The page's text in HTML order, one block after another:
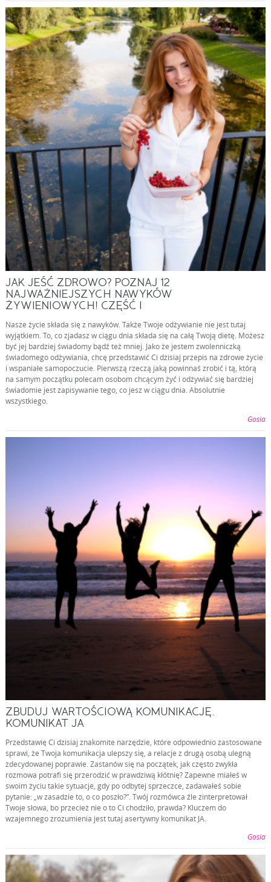
JAK JEŚĆ ZDROWO? POZNAJ 12
NAJWAŻNIEJSZYCH NAWYKÓW
ŻYWIENIOWYCH! CZĘŚĆ I
Nasze życie składa się z nawyków. Także Twoje odżywianie nie jest tutaj
wyjątkiem. To, co zjadasz w ciągu dnia składa się na całą Twoją dietę. Możesz
być jej bardziej świadomy bądź też mniej. Jako że jestem zwolenniczką
świadomego odżywiania, chcę przedstawić Ci dzisiaj przepis na zdrowe życie
i wspaniałe samopoczucie. Pierwszą rzeczą jaką powinnaś zrobić i tą, którą
na samym początku polecam osobom chcącym żyć i odżywiać się bardziej
świadomie jest zapisywanie tego, co jesz w ciągu dnia. Absolutnie
wszystkiego.
Gosia
ZBUDUJ WARTOŚCIOWĄ KOMUNIKACJĘ.
KOMUNIKAT JA
Przedstawię Ci dzisiaj znakomite narzędzie, które odpowiednio zastosowane
sprawi, że Twoja komunikacja ulepszy się, a relacje z drugą osobą ulegną
zdecydowanej poprawie. Zastanów się na początek, jak często zwykła
rozmowa potrafi się przerodzić w prawdziwą kłótnię? Zapewne miałeś w
swoim życiu takie sytuacje, gdy po odbytej sprzeczce, zadawałeś sobie
pytanie: „w zasadzie to, o co poszło?”. Twój rozmówca źle zinterpretował
Twoje słowa, bo przecież nie o to Ci chodziło, prawda? Kluczem do
wzajemnego zrozumienia jest tutaj asertywny komunikat JA.
Gosia